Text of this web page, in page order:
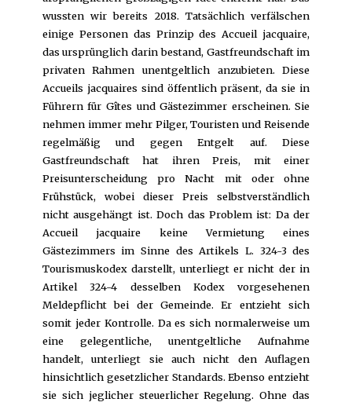
wussten wir bereits 2018. Tatsächlich verfälschen
einige Personen das Prinzip des Accueil jacquaire,
das ursprünglich darin bestand, Gastfreundschaft im
privaten Rahmen unentgeltlich anzubieten. Diese
Accueils jacquaires sind öffentlich präsent, da sie in
Führern für Gîtes und Gästezimmer erscheinen. Sie
nehmen immer mehr Pilger, Touristen und Reisende
regelmäßig und gegen Entgelt auf. Diese
Gastfreundschaft hat ihren Preis, mit einer
Preisunterscheidung pro Nacht mit oder ohne
Frühstück, wobei dieser Preis selbstverständlich
nicht ausgehängt ist. Doch das Problem ist: Da der
Accueil jacquaire keine Vermietung eines
Gästezimmers im Sinne des Artikels L. 324-3 des
Tourismuskodex darstellt, unterliegt er nicht der in
Artikel 324-4 desselben Kodex vorgesehenen
Meldepflicht bei der Gemeinde. Er entzieht sich
somit jeder Kontrolle. Da es sich normalerweise um
eine gelegentliche, unentgeltliche Aufnahme
handelt, unterliegt sie auch nicht den Auflagen
hinsichtlich gesetzlicher Standards. Ebenso entzieht
sie sich jeglicher steuerlicher Regelung. Ohne das